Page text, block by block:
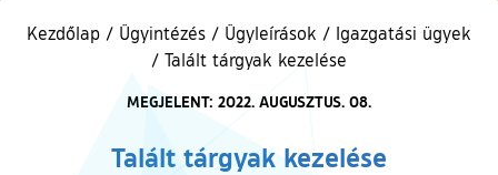
Kezdőlap / Ügyintézés / Ügyleírások / Igazgatási ügyek
/ Talált tárgyak kezelése
MEGJELENT: 2022. AUGUSZTUS. 08.
Talált tárgyak kezelése